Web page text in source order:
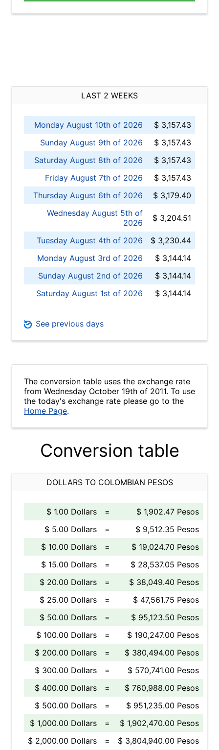
LAST 2 WEEKS
Monday August 10th of 2026
$ 3,157.43
Sunday August 9th of 2026
$ 3,157.43
Saturday August 8th of 2026
$ 3,157.43
Friday August 7th of 2026
$ 3,157.43
Thursday August 6th of 2026
$ 3,179.40
Wednesday August 5th of
2026
$ 3,204.51
Tuesday August 4th of 2026
$ 3,230.44
Monday August 3rd of 2026
$ 3,144.14
Sunday August 2nd of 2026
$ 3,144.14
Saturday August 1st of 2026
$ 3,144.14
See previous days
The conversion table uses the exchange rate
from Wednesday October 19th of 2011. To use
the today's exchange rate please go to the
Home Page.
Conversion table
DOLLARS TO COLOMBIAN PESOS
$ 1.00 Dollars =
$ 1,902.47 Pesos
$ 5.00 Dollars
=
$ 9,512.35 Pesos
$ 10.00 Dollars
=
$ 19,024.70 Pesos
$ 15.00 Dollars
=
$ 28,537.05 Pesos
$ 20.00 Dollars
=
$ 38,049.40 Pesos
$ 25.00 Dollars
=
$ 47,561.75 Pesos
$ 50.00 Dollars
=
$ 95,123.50 Pesos
$ 100.00 Dollars
=
$ 190,247.00 Pesos
$ 200.00 Dollars
=
$ 380,494.00 Pesos
$ 300.00 Dollars
=
$ 570,741.00 Pesos
$ 400.00 Dollars
=
$ 760,988.00 Pesos
$ 500.00 Dollars
=
$ 951,235.00 Pesos
$ 1,000.00 Dollars
=
$ 1,902,470.00 Pesos
$ 2,000.00 Dollars
=
$ 3,804,940.00 Pesos